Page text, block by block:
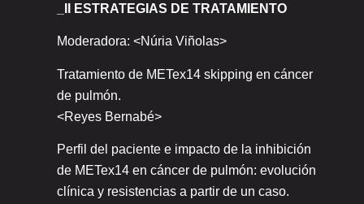
_II ESTRATEGIAS DE TRATAMIENTO
Moderadora: <Núria Viñolas>
Tratamiento de METex14 skipping en cáncer
de pulmón.
<Reyes Bernabé>
Perfil del paciente e impacto de la inhibición
de METex14 en cáncer de pulmón: evolución
clínica y resistencias a partir de un caso.